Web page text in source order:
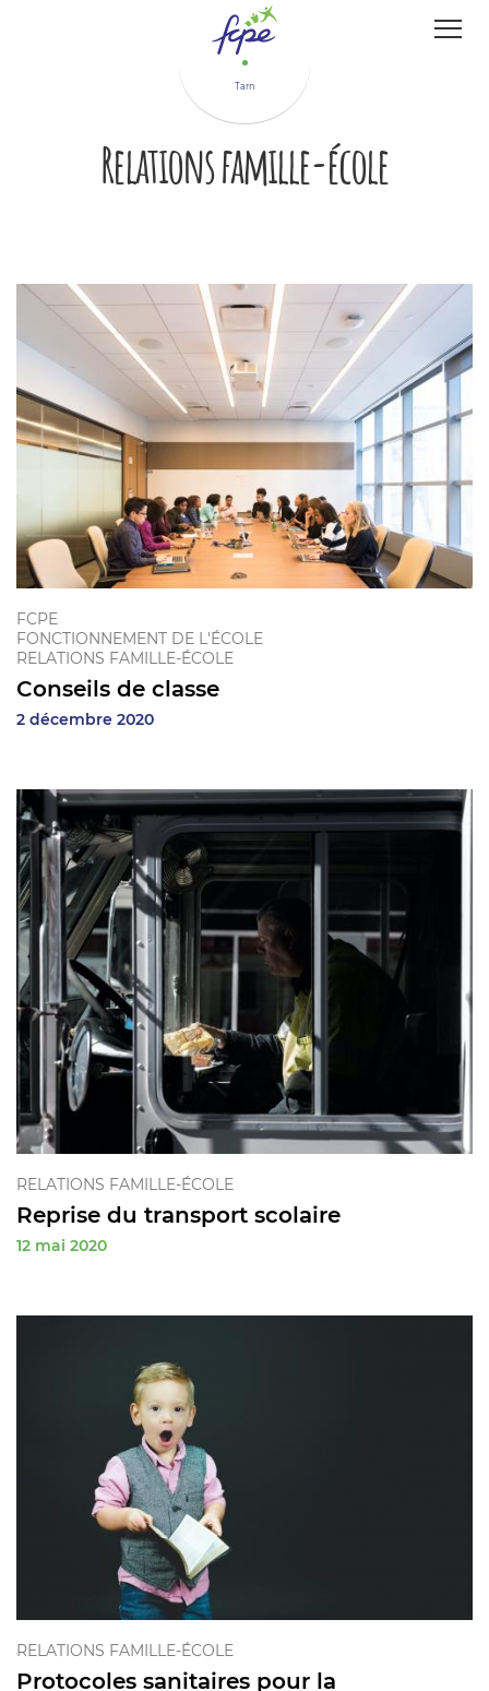
Tarn
Relations famille-école
FCPE
FONCTIONNEMENT DE L'ÉCOLE
RELATIONS FAMILLE-ÉCOLE
Conseils de classe
2 décembre 2020
RELATIONS FAMILLE-ÉCOLE
Reprise du transport scolaire
12 mai 2020
RELATIONS FAMILLE-ÉCOLE
Protocoles sanitaires pour la